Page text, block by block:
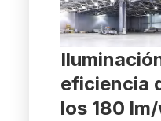
eficiencia
los 180